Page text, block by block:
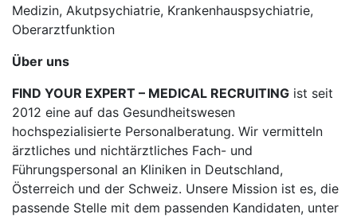
Medizin, Akutpsychiatrie, Krankenhauspsychiatrie,
Oberarztfunktion
Über uns
FIND YOUR EXPERT – MEDICAL RECRUITING ist seit
2012 eine auf das Gesundheitswesen
hochspezialisierte Personalberatung. Wir vermitteln
ärztliches und nichtärztliches Fach- und
Führungspersonal an Kliniken in Deutschland,
Österreich und der Schweiz. Unsere Mission ist es, die
passende Stelle mit dem passenden Kandidaten, unter